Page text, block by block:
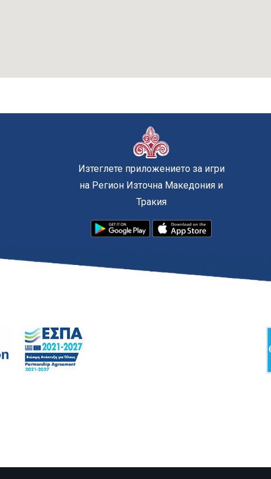
Изтеглете приложението за игри
на Регион Източна Македония и
Тракия